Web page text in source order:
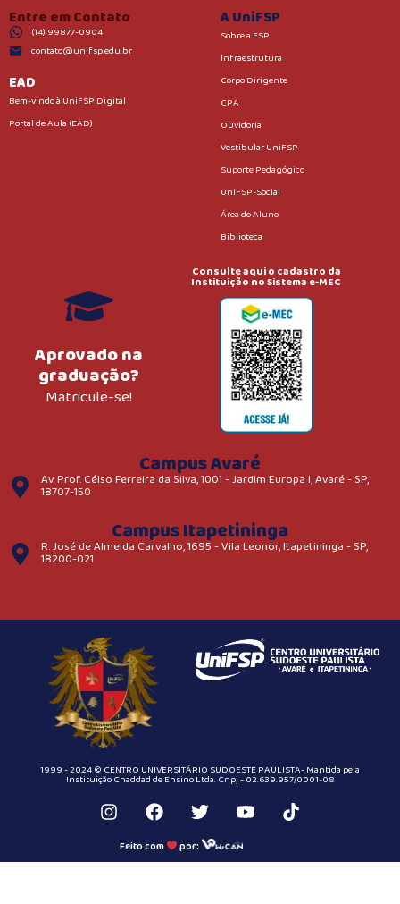
Entre em Contato
(14) 99877-0904
contato@unifsp.edu.br
EAD
Bem-vindo à UniFSP Digital
Portal de Aula (EAD)
A UniFSP
Sobre a FSP
Infraestrutura
Corpo Dirigente
CPA
Ouvidoria
Vestibular UniFSP
Suporte Pedagógico
UniFSP-Social
Área do Aluno
Biblioteca
Aprovado na
graduação?
Matricule-se!
Consulte aqui o cadastro da
Instituição no Sistema e-MEC
Campus Avaré
Av. Prof. Célso Ferreira da Silva, 1001 - Jardim Europa I, Avaré - SP,
18707-150
Campus Itapetininga
R. José de Almeida Carvalho, 1695 - Vila Leonor, Itapetininga - SP,
18200-021
1999 - 2024 © CENTRO UNIVERSITÁRIO SUDOESTE PAULISTA- Mantida pela
Instituição Chaddad de Ensino Ltda. Cnpj - 02.639.957/0001-08
Feito com por: